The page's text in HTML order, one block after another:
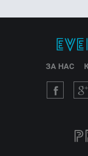
ЗА НАС